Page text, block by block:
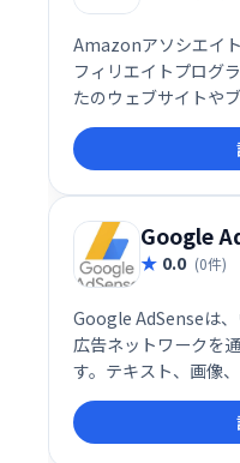
Amazonアソシエイ
フィリエイトプログ
たのウェブサイトや
と手数料を獲得でき
幅広い分野で収益化
くのアフィリエイタ
プログラムです。
Google
0.0 (0件)
Google AdSenseは
広告ネットワークを
す。テキスト、画像
リック単価とクリッ
テンツとユーザーに
な収益化をサポート